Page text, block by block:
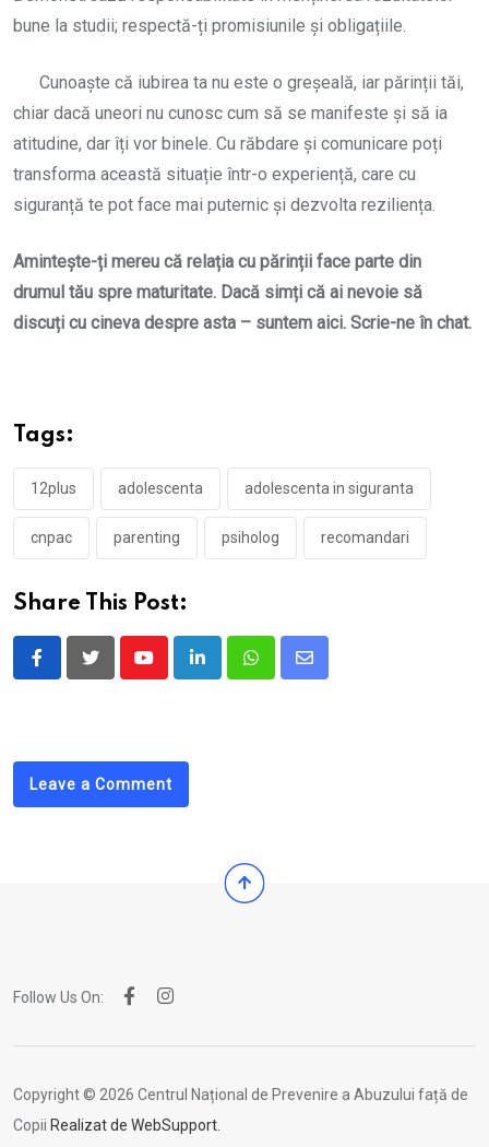
bune la studii; respectă-ți promisiunile și obligațiile.
Cunoaște că iubirea ta nu este o greșeală, iar părinții tăi,
chiar dacă uneori nu cunosc cum să se manifeste și să ia
atitudine, dar îți vor binele. Cu răbdare și comunicare poți
transforma această situație într-o experiență, care cu
siguranță te pot face mai puternic și dezvolta reziliența.
Amintește-ți mereu că relația cu părinții face parte din
drumul tău spre maturitate. Dacă simți că ai nevoie să
discuți cu cineva despre asta – suntem aici. Scrie-ne în chat.
Tags:
12plus adolescenta adolescenta in siguranta
cnpac parenting psiholog recomandari
Share This Post:
YoutubeLinkedInWhatsappShare
Leave a Comment
Follow Us On:
Copyright © 2026 Centrul Național de Prevenire a Abuzului față de
Copii Realizat de WebSupport.